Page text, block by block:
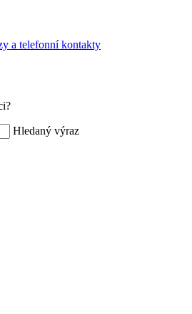
a telefonní kontakty
Hledaný výraz